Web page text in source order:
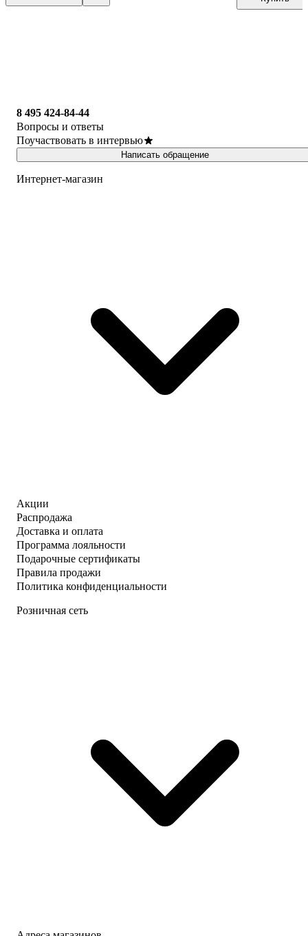
8 495 424-84-44
Вопросы и ответы
Поучаствовать в интервью
Написать обращение
Интернет-магазин
Акции
Распродажа
Доставка и оплата
Программа лояльности
Подарочные сертификаты
Правила продажи
Политика конфиденциальности
Розничная сеть